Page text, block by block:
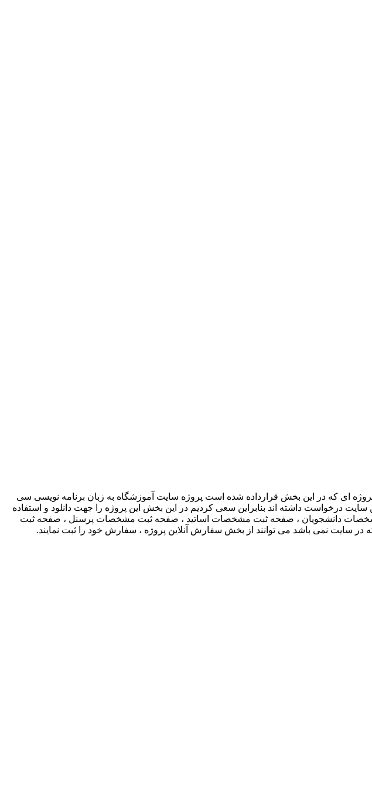
ای که در این بخش قرارداده شده است پروژه سایت آموزشگاه به زبان برنامه نویسی سی
درخواست داشته اند بنابراین سعی کردیم در این بخش این پروژه را جهت دانلود و استفاده
مشخصات دانشجویان ، صفحه ثبت مشخصات اساتید ، صفحه ثبت مشخصات پرسنل ، صفحه ثبت
نمی باشد می توانند از بخش سفارش آنلاین پروژه ، سفارش خود را ثبت نمایند.